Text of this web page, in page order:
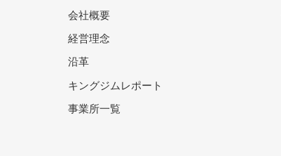
会社概要
経営理念
沿革
キングジムレポート
事業所一覧